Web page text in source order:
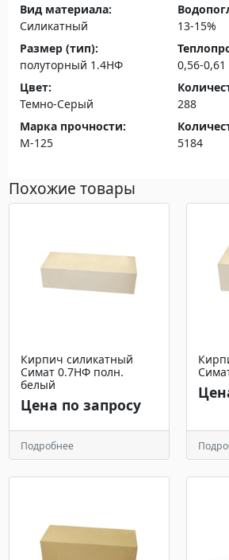
Вид материала:
Силикатный
Размер (тип):
полуторный 1.4НФ
Цвет:
Темно-Серый
Марка прочности:
М-125
13-15%
0,56-
288
5184
Похожие товары
Кирпич силикатный
Симат 0.7НФ полн.
белый
Цена по запросу
Подробнее